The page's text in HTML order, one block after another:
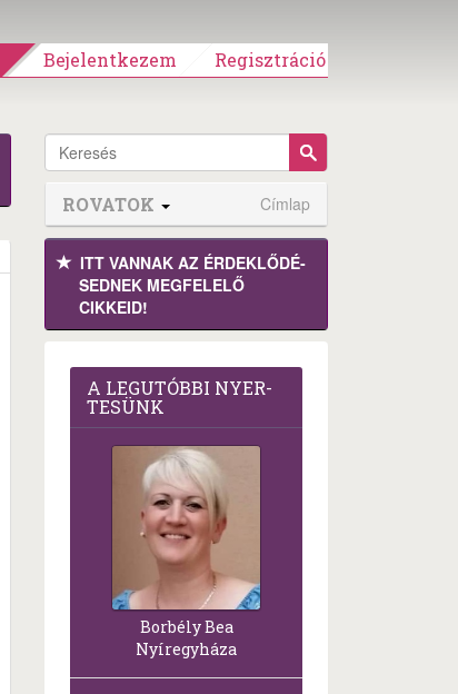
Bejelentkezem Regisztráció
ROVATOK Címlap
ITT VANNAK AZ ÉRDEK­LŐDÉ­
SEDNEK MEGFE­LELŐ
CIKKEID!
A LEG­U­TÓB­BI NYER­
TE­SÜNK
Borbély Bea
Nyíregyháza